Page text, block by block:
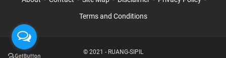
Terms and Conditions
© 2021 - RUANG-SIPIL